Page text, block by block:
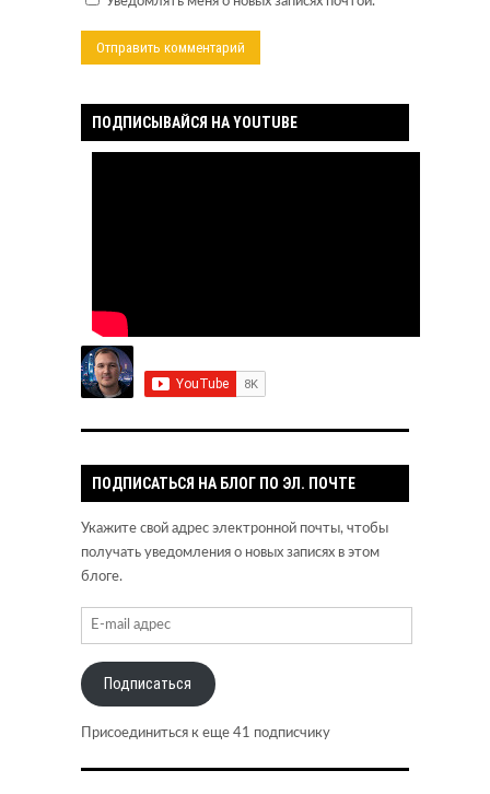
ПОДПИСЫВАЙСЯ НА YOUTUBE
ПОДПИСАТЬСЯ НА БЛОГ ПО ЭЛ. ПОЧТЕ
Укажите свой адрес электронной почты, чтобы
получать уведомления о новых записях в этом
блоге.
Подписаться
Присоединиться к еще 41 подписчику